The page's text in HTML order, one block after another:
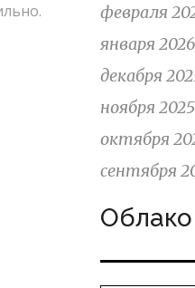
февраля
января 2026
декабря
ноября 2025
октября
сентября
Облако